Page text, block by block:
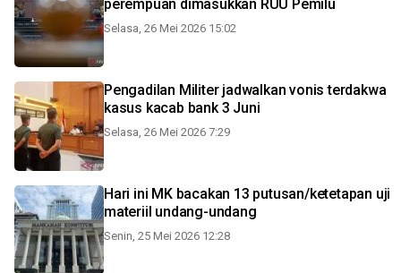
perempuan dimasukkan RUU Pemilu
Selasa, 26 Mei 2026 15:02
Pengadilan Militer jadwalkan vonis terdakwa
kasus kacab bank 3 Juni
Selasa, 26 Mei 2026 7:29
Hari ini MK bacakan 13 putusan/ketetapan uji
materiil undang-undang
Senin, 25 Mei 2026 12:28